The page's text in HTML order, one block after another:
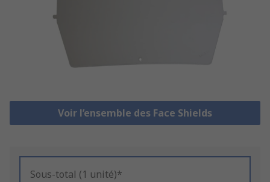
Voir l’ensemble des Face Shields
Sous-total (1 unité)*